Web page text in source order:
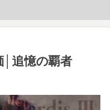
│追憶の覇者